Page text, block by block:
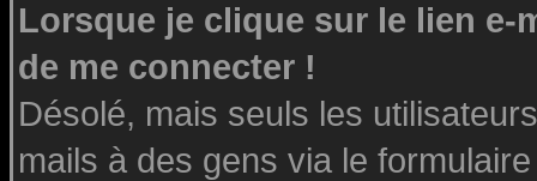
Lorsque je clique sur le lien e-
de me connecter !
Désolé, mais seuls les
mails à des gens via le